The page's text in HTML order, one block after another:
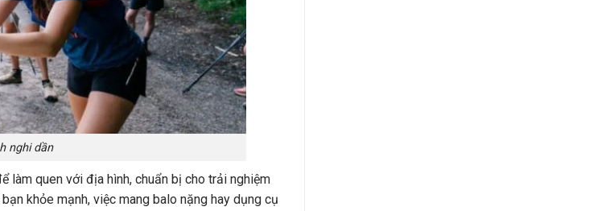
nghi dần
làm quen với địa hình, chuẩn bị cho trải nghiệm
khỏe mạnh, việc mang balo nặng hay dụng cụ